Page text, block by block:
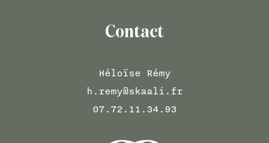
Contact
Héloïse Rémy
h.remy@skaali.fr
07.72.11.34.93